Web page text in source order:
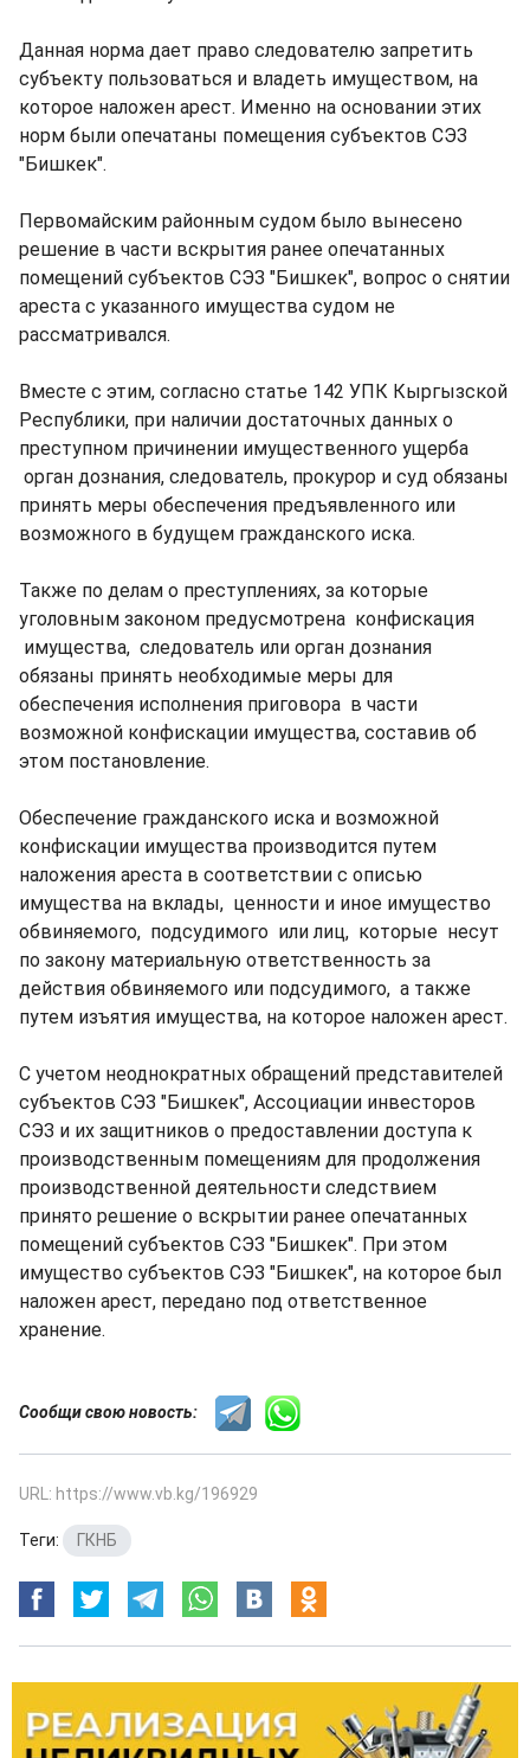
Данная норма дает право следователю запретить
субъекту пользоваться и владеть имуществом, на
которое наложен арест. Именно на основании этих
норм были опечатаны помещения субъектов СЭЗ
"Бишкек".
Первомайским районным судом было вынесено
решение в части вскрытия ранее опечатанных
помещений субъектов СЭЗ "Бишкек", вопрос о снятии
ареста с указанного имущества судом не
рассматривался.
Вместе с этим, согласно статье 142 УПК Кыргызской
Республики, при наличии достаточных данных о
преступном причинении имущественного ущерба
орган дознания, следователь, прокурор и суд обязаны
принять меры обеспечения предъявленного или
возможного в будущем гражданского иска.
Также по делам о преступлениях, за которые
уголовным законом предусмотрена конфискация
имущества, следователь или орган дознания
обязаны принять необходимые меры для
обеспечения исполнения приговора в части
возможной конфискации имущества, составив об
этом постановление.
Обеспечение гражданского иска и возможной
конфискации имущества производится путем
наложения ареста в соответствии с описью
имущества на вклады, ценности и иное имущество
обвиняемого, подсудимого или лиц, которые несут
по закону материальную ответственность за
действия обвиняемого или подсудимого, а также
путем изъятия имущества, на которое наложен арест.
С учетом неоднократных обращений представителей
субъектов СЭЗ "Бишкек", Ассоциации инвесторов
СЭЗ и их защитников о предоставлении доступа к
производственным помещениям для продолжения
производственной деятельности следствием
принято решение о вскрытии ранее опечатанных
помещений субъектов СЭЗ "Бишкек". При этом
имущество субъектов СЭЗ "Бишкек", на которое был
наложен арест, передано под ответственное
хранение.
Сообщи свою новость:
URL: https://www.vb.kg/196929
Теги: ГКНБ